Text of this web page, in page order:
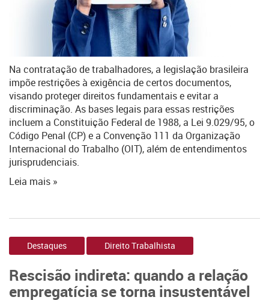
Na contratação de trabalhadores, a legislação brasileira
impõe restrições à exigência de certos documentos,
visando proteger direitos fundamentais e evitar a
discriminação. As bases legais para essas restrições
incluem a Constituição Federal de 1988, a Lei 9.029/95, o
Código Penal (CP) e a Convenção 111 da Organização
Internacional do Trabalho (OIT), além de entendimentos
jurisprudenciais.
Leia mais »
Destaques Direito Trabalhista
Rescisão indireta: quando a relação
empregatícia se torna insustentável